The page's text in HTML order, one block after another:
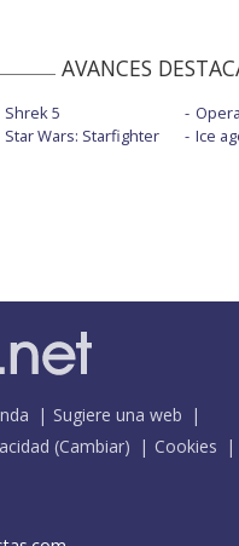
AVANCES
Shrek 5
Star Wars: Starfighter
Ice
Sugiere una web
(Cambiar)
Cookies